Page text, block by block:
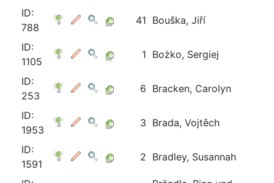
ID:
788
41 Bouška, Jiří
ID:
1105
1 Bożko, Sergiej
ID:
253
6 Bracken, Carolyn
ID:
1953
3 Brada, Vojtěch
ID:
1591
2 Bradley, Susannah